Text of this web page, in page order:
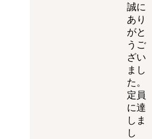
誠に
あり
がと
うご
ざい
まし
た。
定員
に達
しま
し